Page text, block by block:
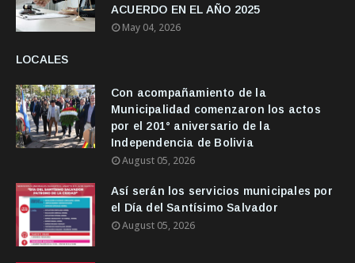
ACUERDO EN EL AÑO 2025
May 04, 2026
LOCALES
Con acompañamiento de la
Municipalidad comenzaron los actos
por el 201° aniversario de la
Independencia de Bolivia
August 05, 2026
Así serán los servicios municipales por
el Día del Santísimo Salvador
August 05, 2026